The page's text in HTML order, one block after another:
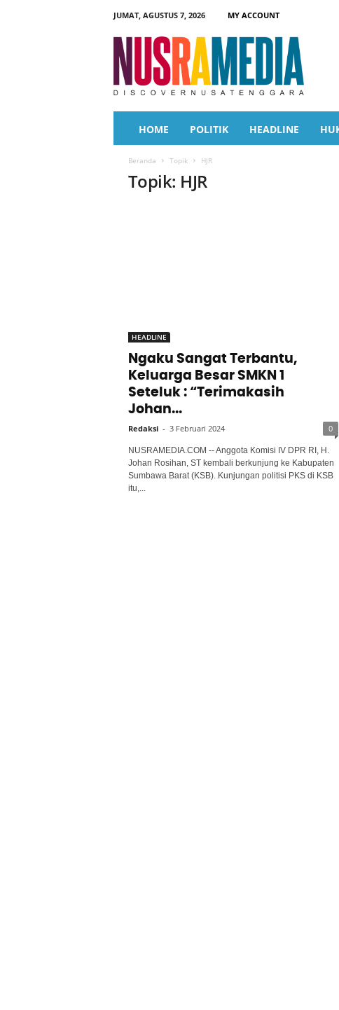
JUMAT, AGUSTUS 7, 2026
MY ACCOUNT
a
HOME POLITIK HEADLINE
Beranda Topik HJR
Topik: HJR
HEADLINE
Ngaku Sangat Terbantu,
Keluarga Besar SMKN 1
Seteluk : “Terimakasih
Johan...
Redaksi - 3 Februari 2024 0
NUSRAMEDIA.COM -- Anggota Komisi IV DPR RI, H.
Johan Rosihan, ST kembali berkunjung ke Kabupaten
Sumbawa Barat (KSB). Kunjungan politisi PKS di KSB
itu,...